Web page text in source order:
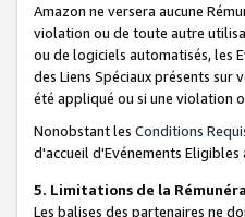
Amazon ne versera aucune
violation ou de toute autre
ou de logiciels automatisés, les
des Liens Spéciaux présents sur
été appliqué ou si une violation
Nonobstant les Conditions
d'accueil d'Evénements Eligibles
5. Limitations de la
Les balises des partenaires ne